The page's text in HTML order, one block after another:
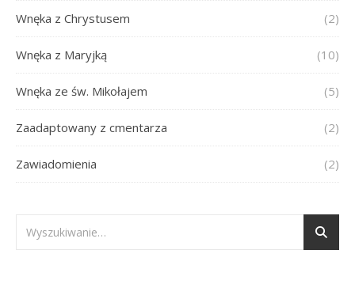
Wnęka z Chrystusem (2)
Wnęka z Maryjką (10)
Wnęka ze św. Mikołajem (5)
Zaadaptowany z cmentarza (2)
Zawiadomienia (2)